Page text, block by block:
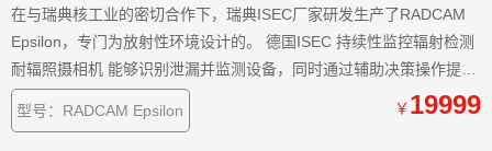
在与瑞典核工业的密切合作下，瑞典ISEC厂家研发生产了RADCAM
Epsilon，专门为放射性环境设计的。 德国ISEC 持续性监控辐射检测
耐辐照摄相机 能够识别泄漏并监测设备，同时通过辅助决策操作提高
安全性和效率。
型号：RADCAM Epsilon
￥ 19999